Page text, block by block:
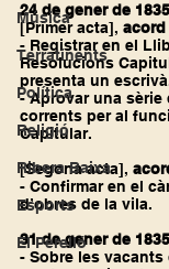
Música
Terratinents
Política
Religió
Ribera Baixa
Esports
El Perelló
24 de gener de 1835
[Primer acta],
- Registrar en el
Resolucions
presenta un
- Aprovar una sèrie
corrents per al
Capitular.
[Segona acta],
- Confirmar en el
d’obres de la vila.
31 de gener de
- Sobre les